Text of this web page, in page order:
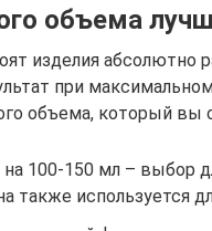
объема
изделия абсолютно
при
объема, который вы
100-150 мл – выбор
также используется